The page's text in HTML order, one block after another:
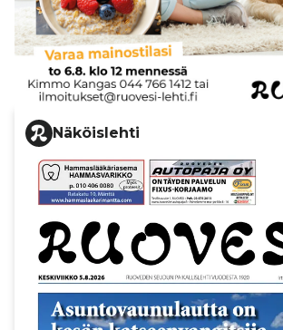
Näköislehti